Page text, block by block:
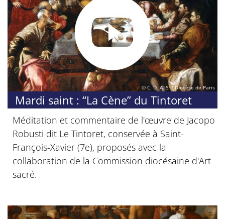
© C. D. A. S. / Diocèse de Paris
Mardi saint : “La Cène” du Tintoret
Méditation et commentaire de l'œuvre de Jacopo
Robusti dit Le Tintoret, conservée à Saint-
François-Xavier (7e), proposés avec la
collaboration de la Commission diocésaine d'Art
sacré.